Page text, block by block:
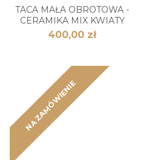
TACA MAŁA OBROTOWA -
CERAMIKA MIX KWIATY
400,00 zł
NA ZAMÓWIENIE